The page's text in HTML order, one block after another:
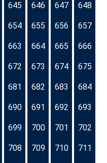
645 646 647 648
654 655 656 657
663 664 665 666
672 673 674 675
681 682 683 684
690 691 692 693
699 700 701 702
708 709 710 711